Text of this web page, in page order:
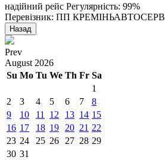
надійний рейс Регулярність: 99%
Перевізник: ПП
Назад
Prev
August 2026
Su Mo Tu We Th Fr Sa
1
2
3 4 5 6 7
8
9
10 11 12 13 14 15
16 17 18 19 20 21 22
23 24 25 26 27 28 29
30 31